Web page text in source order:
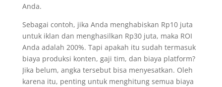
Anda.
Sebagai contoh, jika Anda menghabiskan Rp10 juta
untuk iklan dan menghasilkan Rp30 juta, maka ROI
Anda adalah 200%. Tapi apakah itu sudah termasuk
biaya produksi konten, gaji tim, dan biaya platform?
Jika belum, angka tersebut bisa menyesatkan. Oleh
karena itu, penting untuk menghitung semua biaya